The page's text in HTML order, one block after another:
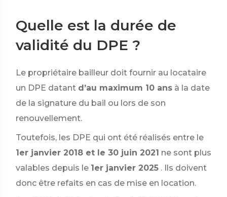
Quelle est la durée de
validité du DPE ?
Le propriétaire bailleur doit fournir au locataire
un DPE datant d’au maximum 10 ans à la date
de la signature du bail ou lors de son
renouvellement.
Toutefois, les DPE qui ont été réalisés entre le
1er janvier 2018 et le 30 juin 2021 ne sont plus
valables depuis le 1er janvier 2025 . Ils doivent
donc être refaits en cas de mise en location.